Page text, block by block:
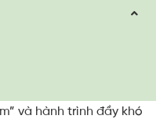
và hành trình đầy khó